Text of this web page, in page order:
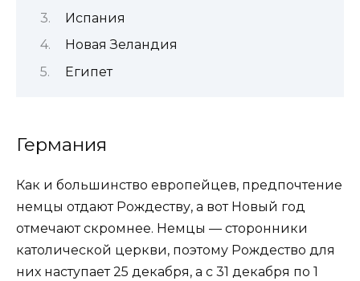
Испания
Новая Зеландия
Египет
Германия
Как и большинство европейцев, предпочтение
немцы отдают Рождеству, а вот Новый год
отмечают скромнее. Немцы — сторонники
католической церкви, поэтому Рождество для
них наступает 25 декабря, а с 31 декабря по 1